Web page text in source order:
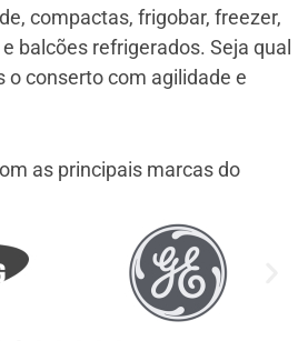
compactas, frigobar, freezer,
e balcões refrigerados. Seja qual
o conserto com agilidade e
as principais marcas do